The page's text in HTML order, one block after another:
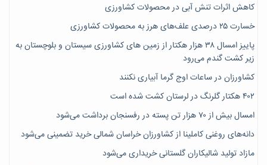
کاهش اثرات تنش آبی در محصولات کشاورزی
خسارت ۲۵ درصدی علف‌های هرز به محصولات کشاورزی
پاییز امسال ۳۸ هزار هکتار از زمین های کشاورزی سیستان و بلوچستان به
زیر کشت گندم می‌رود
کشاورزان در ساعات اوج گرما آبیاری نکنند
۴۰۲ هکتار گلرنگ در لرستان کشت شده است
امسال بیش از ۷۰ هزار تن پسته در رفسنجان برداشت می‌شود
دانه‌های روغنی کاملینا از کشاورزان خراسان شمالی خرید تضمینی می‌شود
مازاد تولید شالیکاران گلستانی خریداری می‌شود